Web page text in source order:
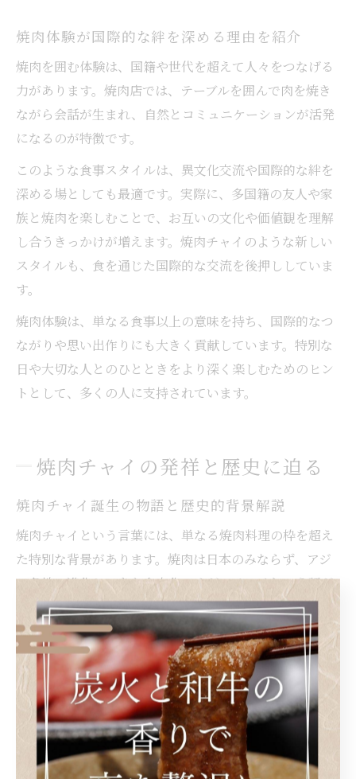
焼肉体験が国際的な絆を深める理由を紹介
焼肉を囲む体験は、国籍や世代を超えて人々をつなげる
力があります。焼肉店では、テーブルを囲んで肉を焼き
ながら会話が生まれ、自然とコミュニケーションが活発
になるのが特徴です。
このような食事スタイルは、異文化交流や国際的な絆を
深める場としても最適です。実際に、多国籍の友人や家
族と焼肉を楽しむことで、お互いの文化や価値観を理解
し合うきっかけが増えます。焼肉チャイのような新しい
スタイルも、食を通じた国際的な交流を後押ししていま
す。
焼肉体験は、単なる食事以上の意味を持ち、国際的なつ
ながりや思い出作りにも大きく貢献しています。特別な
日や大切な人とのひとときをより深く楽しむためのヒン
トとして、多くの人に支持されています。
焼肉チャイの発祥と歴史に迫る
焼肉チャイ誕生の物語と歴史的背景解説
焼肉チャイという言葉には、単なる焼肉料理の枠を超え
た特別な背景があります。焼肉は日本のみならず、アジ
ア各地で進化してきた食文化ですが、チャイという語が
加わることで、その歴史的背景や発祥の物語に独自の彩
りが添えられます。
焼肉チャイの誕生には、国際的な交流や移民の歴史も深
く関係しています。例えば、戦後の日本では各国の調理
法やスパイスが取り入れられたことで、従来の焼肉に新
たなアレンジが加わりました。こうした多様な文化が融
合し、焼肉チャイという新たなジャンルが生まれたので